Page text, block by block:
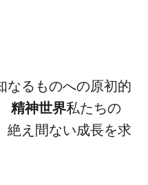
なるものへの原初的
精神世界私たちの
絶え間ない成長を求